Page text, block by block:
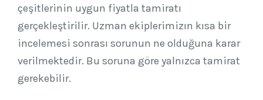
çeşitlerinin uygun fiyatla tamiratı
gerçekleştirilir. Uzman ekiplerimizın kısa bir
incelemesi sonrası sorunun ne olduğuna karar
verilmektedir. Bu soruna göre yalnızca tamirat
gerekebilir.